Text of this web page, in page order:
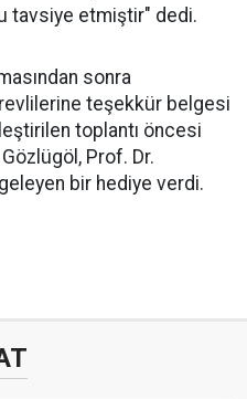
tavsiye etmiştir" dedi.
sonra
teşekkür belgesi
toplantı öncesi
Prof. Dr.
bir hediye verdi.